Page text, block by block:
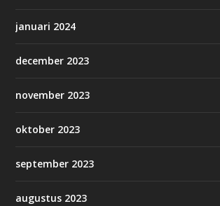
januari 2024
december 2023
november 2023
oktober 2023
september 2023
augustus 2023